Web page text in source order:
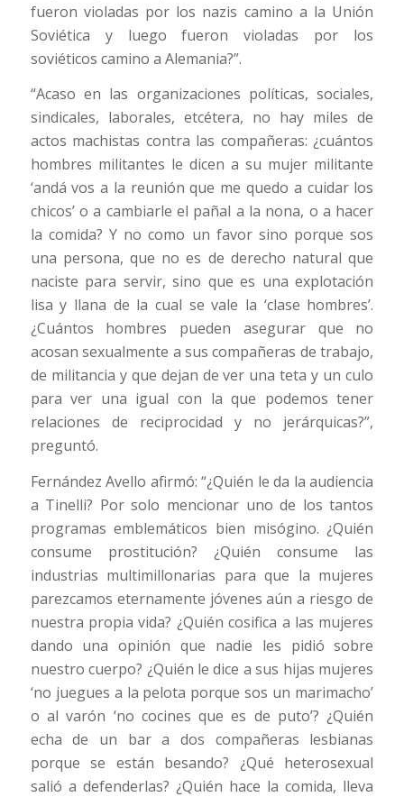
fueron violadas por los nazis camino a la Unión
Soviética y luego fueron violadas por los
soviéticos camino a Alemania?”.
“Acaso en las organizaciones políticas, sociales,
sindicales, laborales, etcétera, no hay miles de
actos machistas contra las compañeras: ¿cuántos
hombres militantes le dicen a su mujer militante
‘andá vos a la reunión que me quedo a cuidar los
chicos’ o a cambiarle el pañal a la nona, o a hacer
la comida? Y no como un favor sino porque sos
una persona, que no es de derecho natural que
naciste para servir, sino que es una explotación
lisa y llana de la cual se vale la ‘clase hombres’.
¿Cuántos hombres pueden asegurar que no
acosan sexualmente a sus compañeras de trabajo,
de militancia y que dejan de ver una teta y un culo
para ver una igual con la que podemos tener
relaciones de reciprocidad y no jerárquicas?”,
preguntó.
Fernández Avello afirmó: “¿Quién le da la audiencia
a Tinelli? Por solo mencionar uno de los tantos
programas emblemáticos bien misógino. ¿Quién
consume prostitución? ¿Quién consume las
industrias multimillonarias para que la mujeres
parezcamos eternamente jóvenes aún a riesgo de
nuestra propia vida? ¿Quién cosifica a las mujeres
dando una opinión que nadie les pidió sobre
nuestro cuerpo? ¿Quién le dice a sus hijas mujeres
‘no juegues a la pelota porque sos un marimacho’
o al varón ‘no cocines que es de puto’? ¿Quién
echa de un bar a dos compañeras lesbianas
porque se están besando? ¿Qué heterosexual
salió a defenderlas? ¿Quién hace la comida, lleva